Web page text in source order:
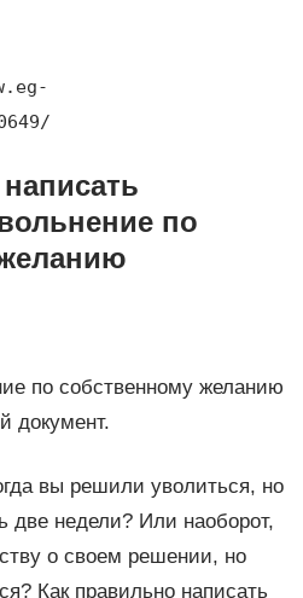
по
по собственному желанию
документ.
вы решили уволиться, но
две недели? Или наоборот,
о своем решении, но
Как правильно написать